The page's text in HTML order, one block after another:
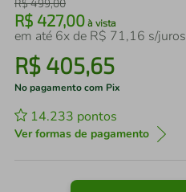
R$499,00
R$ 427,00 à vista
em até 6x de R$ 71,16 s/juros
R$ 405,65
No pagamento com Pix
14.233 pontos
Ver formas de pagamento